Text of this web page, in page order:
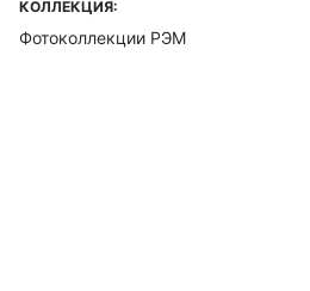
КОЛЛЕКЦИЯ:
Фотоколлекции РЭМ